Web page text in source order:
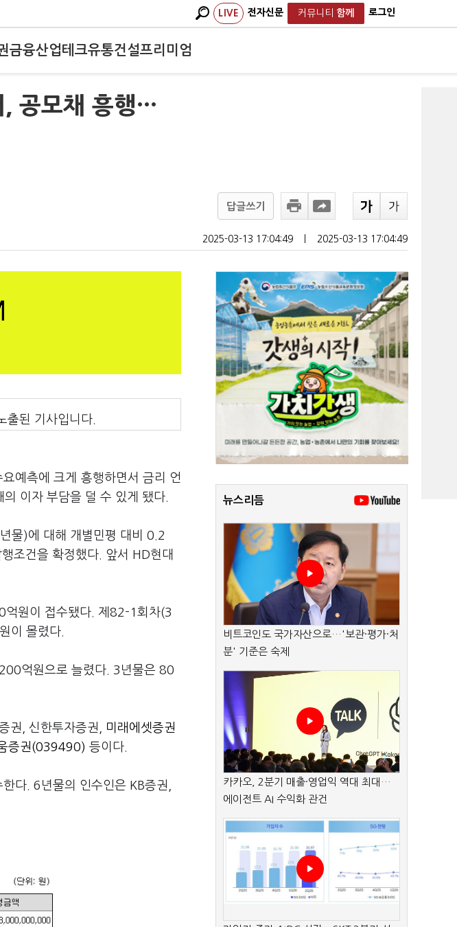
LIVE 전자신문 커뮤니티 함께 로그인
금융산업테크유통건설프리미엄
, 공모채 흥행…
답글쓰기
2025-03-13 17:04:49 2025-03-13 17:04:49
출된 기사입니다.
예측에 크게 흥행하면서 금리 언
이자 부담을 덜 수 있게 됐다.
물)에 대해 개별민평 대비 0.2
건을 확정했다. 앞서 HD현대
억원이 접수됐다. 제82-1회차(3
이 몰렸다.
억원으로 늘렸다. 3년물은 80
권, 신한투자증권,
미래에셋증권
증권(039490) 등이다.
다. 6년물의 인수인은 KB증권,
뉴스리듬
비트코인도 국가자산으로…'보관·평가·처
분' 기준은 숙제
카카오, 2분기 매출·영업익 역대 최대…
에이전트 AI 수익화 관건